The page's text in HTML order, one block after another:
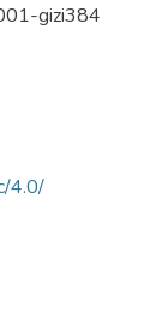
gizi384
4.0/